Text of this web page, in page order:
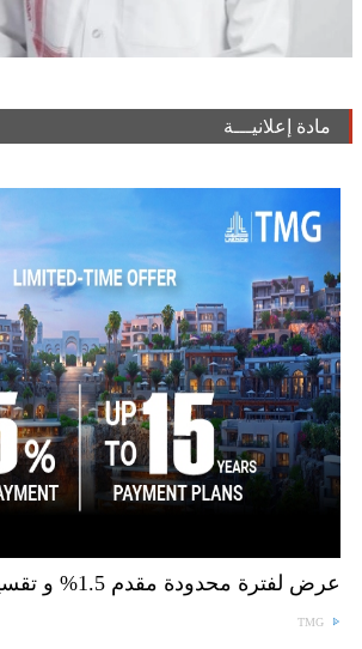
مادة إعلانيـــة
عرض لفترة محدودة مقدم 1.5% و تقسيط علي 15 سنة
TMG